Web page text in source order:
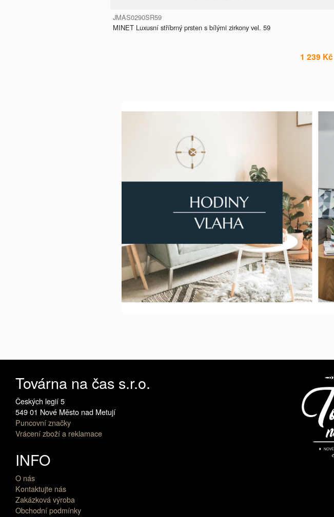
JMAS0290SR59
MINET Luxusní stříbrný prsten s bílými zirkony vel. 59
1 239 Kč
Továrna na čas s.r.o.
Českých legií 5
549 01 Nové Město nad Metují
Puncovní značky
Vrácení zboží a reklamace
INFO
O nás
Kontaktujte nás
Zakázková výroba
Obchodní podmínky